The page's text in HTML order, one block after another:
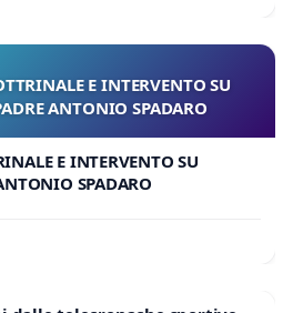
E INTERVENTO SU
ANTONIO SPADARO
E INTERVENTO SU
SPADARO